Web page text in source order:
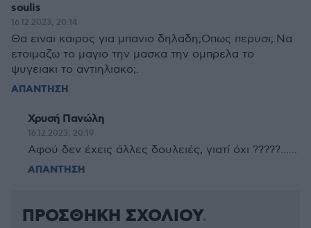
soulis
16.12.2023, 20:14
Θα ειναι καιρος για μπανιο δηλαδη;Οπως περυσι;.Να
ετοιμαζω το μαγιο την μασκα την ομπρελα το
ψυγειακι το αντιηλιακο;.
ΑΠΑΝΤΗΣΗ
Χρυσή Πανώλη
16.12.2023, 20:19
Αφού δεν έχεις άλλες δουλειές, γιατί όχι ?????......
ΑΠΑΝΤΗΣΗ
ΠΡΟΣΘΗΚΗ ΣΧΟΛΙΟΥ